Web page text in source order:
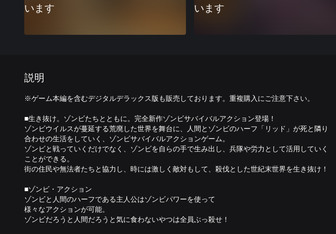
います
います
説明
※ゲーム本編を含むデジタルデラックス版も販売しております。重複購入にご注意下さい。
■生き抜け。ゾンビたちとともに。完全新作ゾンビサバイバルアクション登場！
ゾンビウイルスが蔓延する荒廃した世界を舞台に、人間とゾンビのハーフ「リッド」が死と隣り
合わせの生活をしていく、ゾンビサバイバルアクションゲーム。
ゾンビと戦っていくだけでなく、ゾンビを自らの手で生み出し、兵隊や労力として活用していく
ことができる。
街の住民や無法者たちと協力し、時には激しく敵対もして、殺伐とした世紀末世界を生き抜け！
■ゾンビ・アクション
ゾンビと人間のハーフである主人公はゾンビパワーを使って
様々なアクションが可能。
ゾンビだろうと人間だろうと気に食わないやつは全員ぶっ殺せ！